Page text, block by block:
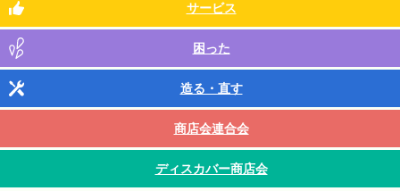
サービス
困った
造る・直す
商店会連合会
ディスカバー商店会